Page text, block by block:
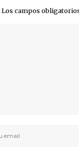
Los campos